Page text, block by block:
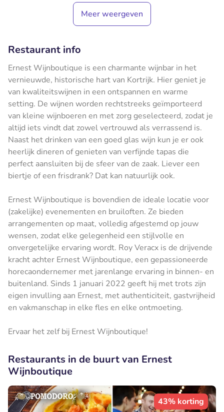
Meer weergeven
Restaurant info
Ernest Wijnboutique is een charmante wijnbar in het
vernieuwde, historische hart van Kortrijk. Hier geniet je
van kwaliteitswijnen in een ontspannen en warme
setting. De wijnen worden rechtstreeks geïmporteerd
van kleine wijnboeren en met zorg geselecteerd, zodat je
altijd iets vindt dat zowel vertrouwd als verrassend is.
Naast het drinken van een goed glas wijn kun je er ook
heerlijk dineren of genieten van verfijnde tapas die
perfect aansluiten bij de sfeer van de zaak. Liever een
biertje of een frisdrank? Dat kan natuurlijk ook.
Ernest Wijnboutique is bovendien de ideale locatie voor
(zakelijke) evenementen en bruiloften. Ze bieden
arrangementen op maat, volledig afgestemd op jouw
wensen, zodat elke gelegenheid een stijlvolle en
onvergetelijke ervaring wordt. Roy Veracx is de drijvende
kracht achter Ernest Wijnboutique, een gepassioneerde
horecaondernemer met jarenlange ervaring in binnen- en
buitenland. Sinds 1 januari 2022 geeft hij met trots zijn
eigen invulling aan Ernest, met authenticiteit, gastvrijheid
en vakmanschap in elke fles en elke ontmoeting.
Ervaar het zelf bij Ernest Wijnboutique!
Restaurants in de buurt van Ernest
Wijnboutique
43% korting